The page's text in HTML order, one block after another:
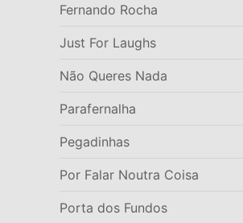
Fernando Rocha
Just For Laughs
Não Queres Nada
Parafernalha
Pegadinhas
Por Falar Noutra Coisa
Porta dos Fundos